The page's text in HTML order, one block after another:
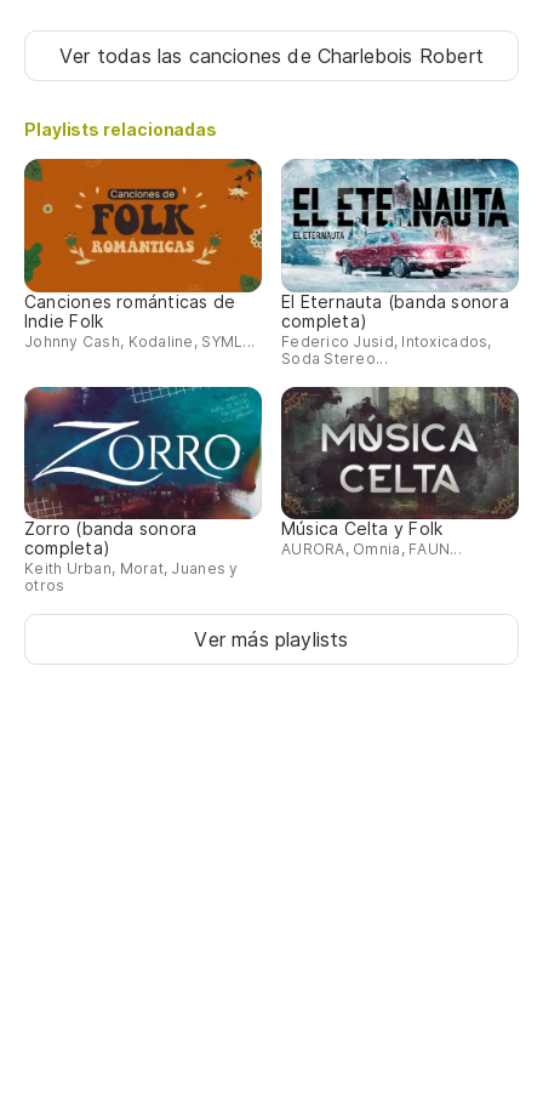
Ver todas las cancionesde Charlebois Robert
Playlists relacionadas
Canciones románticas de
Indie Folk
Johnny Cash, Kodaline, SYML...
El Eternauta (banda sonora
completa)
Federico Jusid, Intoxicados,
Soda Stereo...
Zorro (banda sonora
completa)
Keith Urban, Morat, Juanes y
otros
Música Celta y Folk
AURORA, Omnia, FAUN...
Ver más playlists